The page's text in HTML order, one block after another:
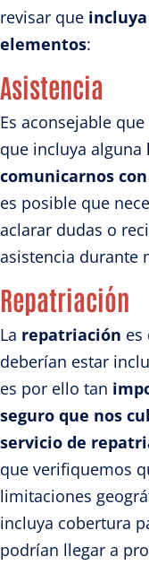
revisar que
elementos:
Asistencia
Es aconsejable
que incluya alguna
comunicarnos
es posible que
aclarar dudas o
asistencia durante
Repatriación
La repatriación es
deberían estar
es por ello tan
seguro que nos
servicio de
que verifiquemos
limitaciones
incluya cobertura
podrían llegar a